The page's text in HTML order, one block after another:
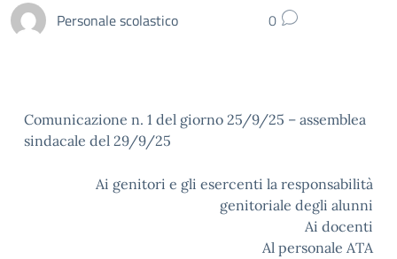
Personale scolastico 0
Comunicazione n. 1 del giorno 25/9/25 – assemblea
sindacale del 29/9/25
Ai genitori e gli esercenti la responsabilità
genitoriale degli alunni
Ai docenti
Al personale ATA